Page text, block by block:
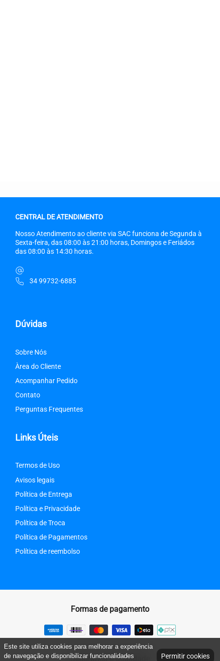
CENTRAL DE ATENDIMENTO
Nosso Atendimento ao cliente via SAC funciona de Segunda à
Sexta-feira, das 08:00 às 21:00 horas, Domingos e Feriádos
das 08:00 às 14:30 horas.
34 99732-6885
Dúvidas
Sobre Nós
Àrea do Cliente
Acompanhar Pedido
Contato
Perguntas Frequentes
Links Úteis
Termos de Uso
Avisos legais
Política de Entrega
Política e Privacidade
Política de Troca
Política de Pagamentos
Política de reembolso
Formas de pagamento
Segurança e qualidade
Este site utiliza cookies para melhorar a experiência
de navegação e disponibilizar funcionalidades
Permitir cookies